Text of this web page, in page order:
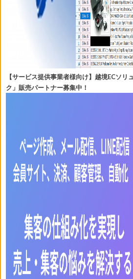
【サービス提供事業者様向け】越境ECソリ
ク」販売パートナー募集中！